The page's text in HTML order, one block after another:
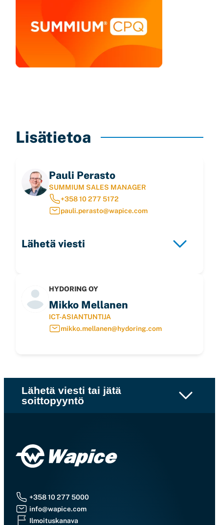
Lisätietoa
Pauli Perasto
SUMMIUM SALES MANAGER
+358 10 277 5172
pauli.perasto@wapice.com
Lähetä viesti
HYDORING OY
Mikko Mellanen
ICT-ASIANTUNTIJA
mikko.mellanen@hydoring.com
Lähetä viesti tai jätä
soittopyyntö
+358 10 277 5000
info@wapice.com
Ilmoituskanava